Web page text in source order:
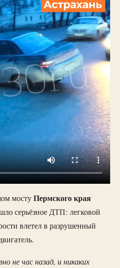
мостуПермского края
серьёзное ДТП: легковой
влетел в разрушенный
не час назад, и никаких